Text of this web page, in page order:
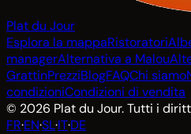
Plat du Jour
Esplora la mappaRistoratori
managerAlternativa a Malou
GrattinPrezziBlogFAQChi siamo
condizioniCondizioni di vendita
© 2026 Plat du Jour. Tutti i
FR·EN·SL·IT·DE